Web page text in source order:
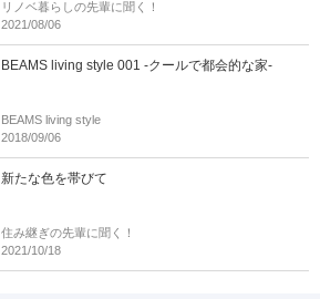
リノベ暮らしの先輩に聞く！
2021/08/06
BEAMS living style 001 -クールで都会的な家-
BEAMS living style
2018/09/06
新たな色を帯びて
住み継ぎの先輩に聞く！
2021/10/18